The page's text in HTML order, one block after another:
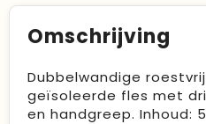
Omschrijving
Dubbelwandige
geïsoleerde fles met
en handgreep. Inhoud: